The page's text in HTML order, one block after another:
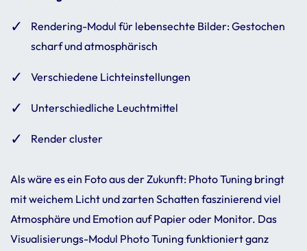
Rende­ring-Modul für lebens­echte Bilder: Gesto­chen
scharf und atmo­sphä­risch
Verschie­dene Licht­ein­stel­lungen
Unter­schied­liche Leucht­mittel
Render cluster
Als wäre es ein Foto aus der Zukunft: Photo Tuning bringt
mit weichem Licht und zarten Schatten faszi­nie­rend viel
Atmo­sphäre und Emotion auf Papier oder Monitor. Das
Visua­li­sie­rungs-Modul Photo Tuning funk­tio­niert ganz